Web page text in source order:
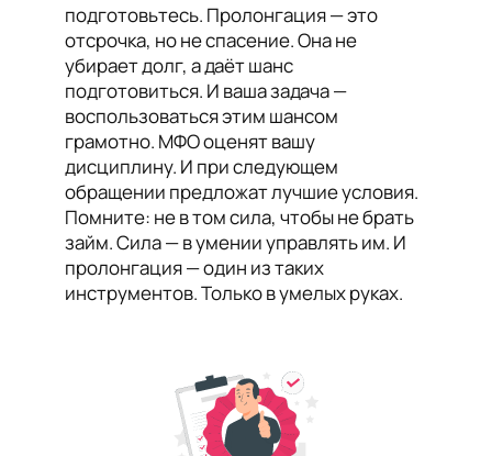
подготовьтесь. Пролонгация — это
отсрочка, но не спасение. Она не
убирает долг, а даёт шанс
подготовиться. И ваша задача —
воспользоваться этим шансом
грамотно. МФО оценят вашу
дисциплину. И при следующем
обращении предложат лучшие условия.
Помните: не в том сила, чтобы не брать
займ. Сила — в умении управлять им. И
пролонгация — один из таких
инструментов. Только в умелых руках.